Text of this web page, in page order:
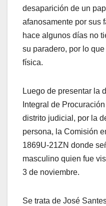
desaparición de un
afanosamente por sus
hace algunos días no
su paradero, por lo
física.
Luego de presentar la
Integral de
distrito judicial, por la
persona, la Comisión
1869U-21ZN donde
masculino quien fue
3 de noviembre.
Se trata de José